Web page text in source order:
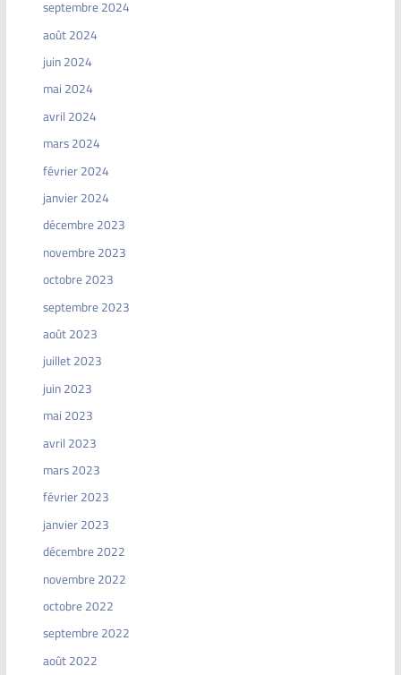
septembre 2024
août 2024
juin 2024
mai 2024
avril 2024
mars 2024
février 2024
janvier 2024
décembre 2023
novembre 2023
octobre 2023
septembre 2023
août 2023
juillet 2023
juin 2023
mai 2023
avril 2023
mars 2023
février 2023
janvier 2023
décembre 2022
novembre 2022
octobre 2022
septembre 2022
août 2022